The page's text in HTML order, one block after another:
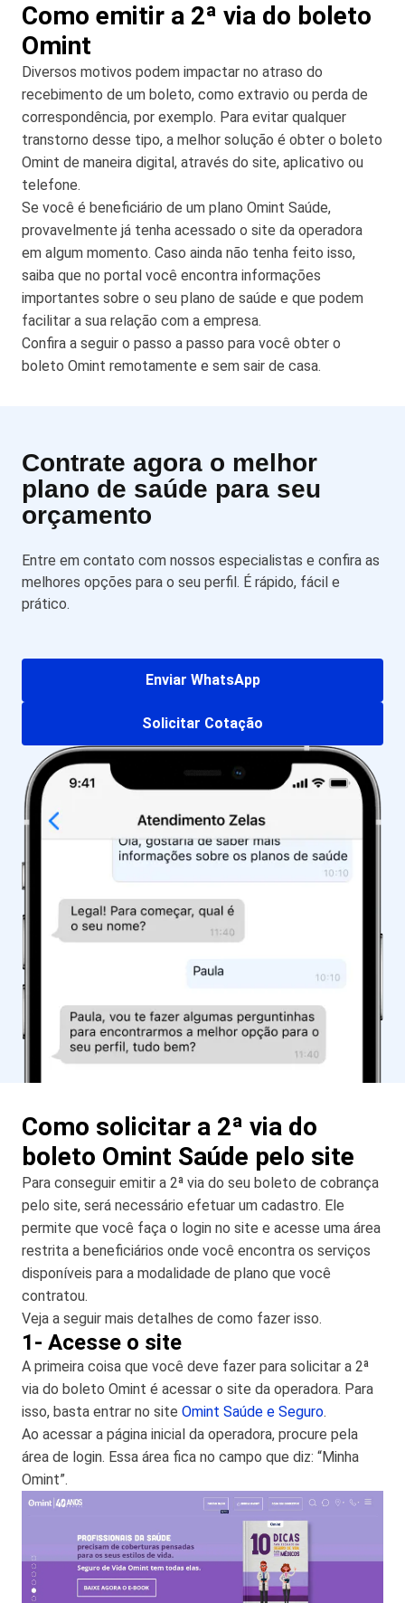
Como emitir a 2ª via do boleto
Omint
Diversos motivos podem impactar no atraso do
recebimento de um boleto, como extravio ou perda de
correspondência, por exemplo. Para evitar qualquer
transtorno desse tipo, a melhor solução é obter o boleto
Omint de maneira digital, através do site, aplicativo ou
telefone.
Se você é beneficiário de um plano Omint Saúde,
provavelmente já tenha acessado o site da operadora
em algum momento. Caso ainda não tenha feito isso,
saiba que no portal você encontra informações
importantes sobre o seu plano de saúde e que podem
facilitar a sua relação com a empresa.
Confira a seguir o passo a passo para você obter o
boleto Omint remotamente e sem sair de casa.
Contrate agora o melhor
plano de saúde para seu
orçamento
Entre em contato com nossos especialistas e confira as
melhores opções para o seu perfil. É rápido, fácil e
prático.
Enviar WhatsApp
Solicitar Cotação
Como solicitar a 2ª via do
boleto Omint Saúde pelo site
Para conseguir emitir a 2ª via do seu boleto de cobrança
pelo site, será necessário efetuar um cadastro. Ele
permite que você faça o login no site e acesse uma área
restrita a beneficiários onde você encontra os serviços
disponíveis para a modalidade de plano que você
contratou.
Veja a seguir mais detalhes de como fazer isso.
1- Acesse o site
A primeira coisa que você deve fazer para solicitar a 2ª
via do boleto Omint é acessar o site da operadora. Para
isso, basta entrar no site Omint Saúde e Seguro.
Ao acessar a página inicial da operadora, procure pela
área de login. Essa área fica no campo que diz: “Minha
Omint”.